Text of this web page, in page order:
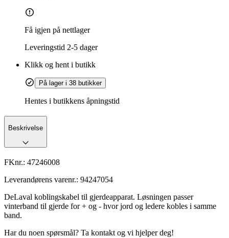
Få igjen på nettlager
Leveringstid 2-5 dager
Klikk og hent i butikk
På lager i 38 butikker
Hentes i butikkens åpningstid
Beskrivelse
FKnr.: 47246008
Leverandørens varenr.: 94247054
DeLaval koblingskabel til gjerdeapparat. Løsningen passer
vinterband til gjerde for + og - hvor jord og ledere kobles i samme
band.
Har du noen spørsmål? Ta kontakt og vi hjelper deg!